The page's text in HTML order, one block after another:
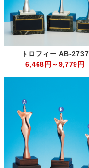
トロフィー AB-2737
6,468円～9,779円